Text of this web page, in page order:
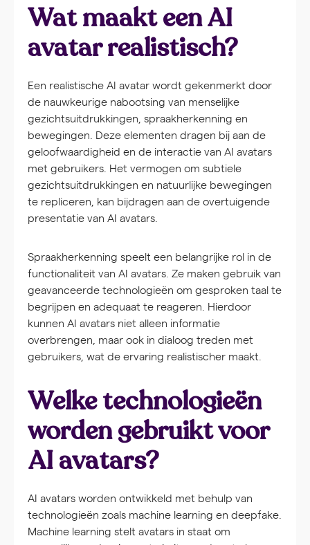
Wat maakt een AI
avatar realistisch?
Een realistische AI avatar wordt gekenmerkt door
de nauwkeurige nabootsing van menselijke
gezichtsuitdrukkingen, spraakherkenning en
bewegingen. Deze elementen dragen bij aan de
geloofwaardigheid en de interactie van AI avatars
met gebruikers. Het vermogen om subtiele
gezichtsuitdrukkingen en natuurlijke bewegingen
te repliceren, kan bijdragen aan de overtuigende
presentatie van AI avatars.
Spraakherkenning speelt een belangrijke rol in de
functionaliteit van AI avatars. Ze maken gebruik van
geavanceerde technologieën om gesproken taal te
begrijpen en adequaat te reageren. Hierdoor
kunnen AI avatars niet alleen informatie
overbrengen, maar ook in dialoog treden met
gebruikers, wat de ervaring realistischer maakt.
Welke technologieën
worden gebruikt voor
AI avatars?
AI avatars worden ontwikkeld met behulp van
technologieën zoals machine learning en deepfake.
Machine learning stelt avatars in staat om